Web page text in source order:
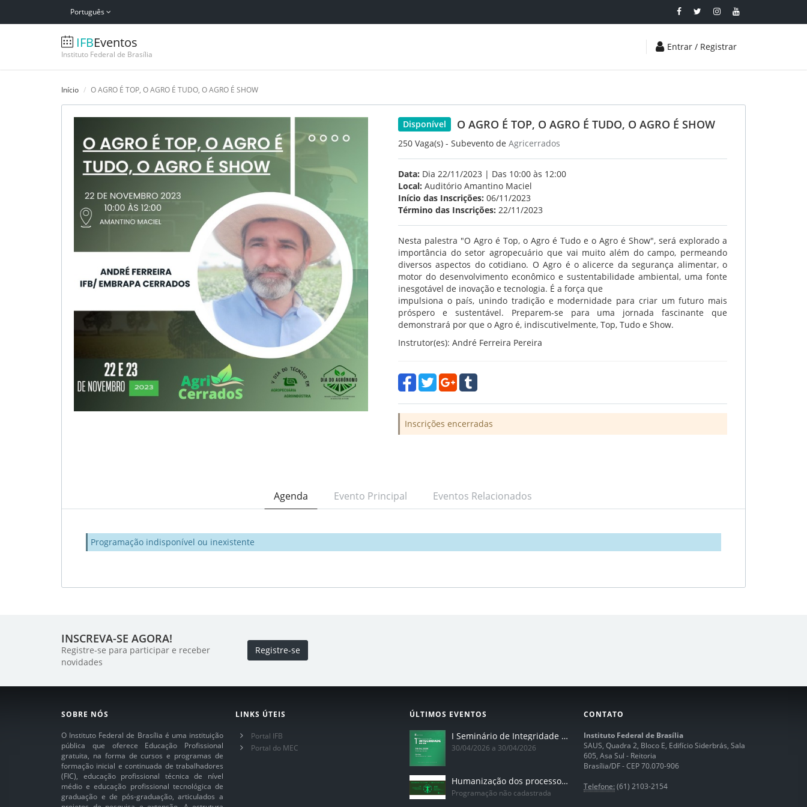
Português
IFBEventos
Instituto Federal de Brasília
Entrar / Registrar
Início O AGRO É TOP, O AGRO É TUDO, O AGRO É SHOW
Disponível O AGRO É TOP, O AGRO É TUDO, O AGRO É SHOW
250 Vaga(s) - Subevento de Agricerrados
Data: Dia 22/11/2023 | Das 10:00 às 12:00
Local: Auditório Amantino Maciel
Início das Inscrições: 06/11/2023
Término das Inscrições: 22/11/2023
Nesta palestra "O Agro é Top, o Agro é Tudo e o Agro é Show", será explorado a
importância do setor agropecuário que vai muito além do campo, permeando
diversos aspectos do cotidiano. O Agro é o alicerce da segurança alimentar, o
motor do desenvolvimento econômico e sustentabilidade ambiental, uma fonte
inesgotável de inovação e tecnologia. É a força que
impulsiona o país, unindo tradição e modernidade para criar um futuro mais
próspero e sustentável. Preparem-se para uma jornada fascinante que
demonstrará por que o Agro é, indiscutivelmente, Top, Tudo e Show.
Instrutor(es): André Ferreira Pereira
Inscrições encerradas
Agenda Evento Principal Eventos Relacionados
Programação indisponível ou inexistente
INSCREVA-SE AGORA!
Registre-se para participar e receber
novidades
Registre-se
SOBRE NÓS
O Instituto Federal de Brasília é uma instituição
pública que oferece Educação Profissional
gratuita, na forma de cursos e programas de
formação inicial e continuada de trabalhadores
(FIC), educação profissional técnica de nível
médio e educação profissional tecnológica de
graduação e de pós-graduação, articulados a
LINKS ÚTEIS
Portal IFB
Portal do MEC
ÚLTIMOS EVENTOS
I Seminário de Integridade do IFB
30/04/2026 a 30/04/2026
Humanização dos processos de trabalhos em tempos de IA
Programação não cadastrada
CONTATO
Instituto Federal de Brasília
SAUS, Quadra 2, Bloco E, Edifício Siderbrás, Sala
605, Asa Sul - Reitoria
Brasília/DF - CEP 70.070-906
Telefone: (61) 2103-2154